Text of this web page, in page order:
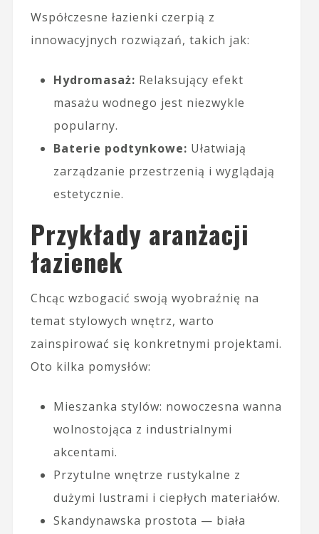
Współczesne łazienki czerpią z
innowacyjnych rozwiązań, takich jak:
Hydromasaż: Relaksujący efekt
masażu wodnego jest niezwykle
popularny.
Baterie podtynkowe: Ułatwiają
zarządzanie przestrzenią i wyglądają
estetycznie.
Przykłady aranżacji
łazienek
Chcąc wzbogacić swoją wyobraźnię na
temat stylowych wnętrz, warto
zainspirować się konkretnymi projektami.
Oto kilka pomysłów:
Mieszanka stylów: nowoczesna wanna
wolnostojąca z industrialnymi
akcentami.
Przytulne wnętrze rustykalne z
dużymi lustrami i ciepłych materiałów.
Skandynawska prostota — biała